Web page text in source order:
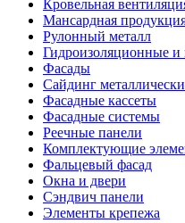
Кровельная
Мансардная
Рулонный металл
Гидроизоляционные
Фасады
Сайдинг
Фасадные кассеты
Фасадные системы
Реечные панели
Комплектующие
Фальцевый фасад
Окна и двери
Сэндвич панели
Элементы крепежа